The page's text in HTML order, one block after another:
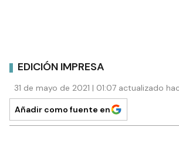
EDICIÓN IMPRESA
31 de mayo de 2021 | 01:07 actualizado
Añadir como fuente en